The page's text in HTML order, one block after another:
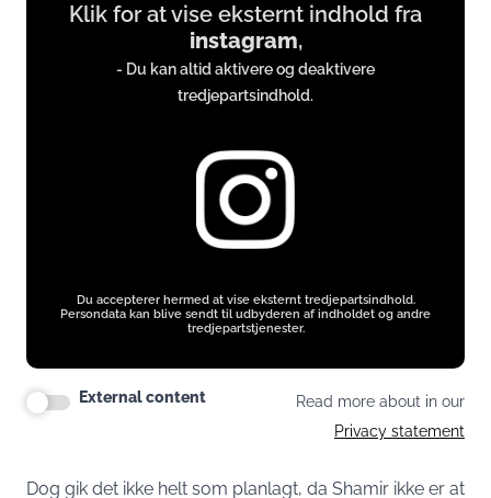
content
instagram.com
Klik for at vise eksternt indhold fra
instagram,
- Du kan altid aktivere og deaktivere
tredjepartsindhold.
Du accepterer hermed at vise eksternt tredjepartsindhold.
Persondata kan blive sendt til udbyderen af indholdet og andre
tredjepartstjenester.
External content
Read more about in our
Privacy statement
Dog gik det ikke helt som planlagt, da Shamir ikke er at